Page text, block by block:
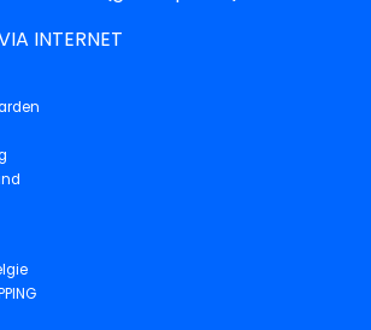
INTERNET